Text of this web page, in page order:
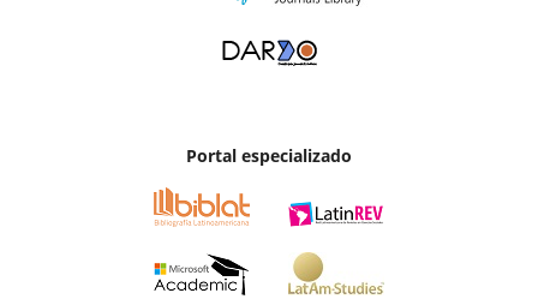
Portal especializado